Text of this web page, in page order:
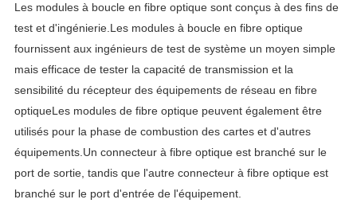
Les modules à boucle en fibre optique sont conçus à des fins de
test et d'ingénierie.Les modules à boucle en fibre optique
fournissent aux ingénieurs de test de système un moyen simple
mais efficace de tester la capacité de transmission et la
sensibilité du récepteur des équipements de réseau en fibre
optiqueLes modules de fibre optique peuvent également être
utilisés pour la phase de combustion des cartes et d'autres
équipements.Un connecteur à fibre optique est branché sur le
port de sortie, tandis que l'autre connecteur à fibre optique est
branché sur le port d'entrée de l'équipement.